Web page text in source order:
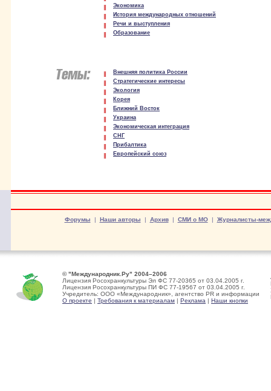
Экономика
История международных отношений
Речи и выступления
Образование
Внешняя политика России
Стратегические интересы
Экология
Корея
Ближний Восток
Украина
Экономическая интеграция
СНГ
Прибалтика
Европейский союз
Форумы | Наши авторы | Архив| СМИ о МО| Журналисты-
© "Международник.Ру" 2004–2006
Лицензия Росохранкультуры Эл ФС 77-20365 от 03.04.2005 г.
Лицензия Росохранкультуры ПИ ФС 77-19567 от 03.04.2005 г.
Учредитель: ООО «Международник», агентство PR и информации
О проекте | Требования к материалам | Реклама | Наши кнопки